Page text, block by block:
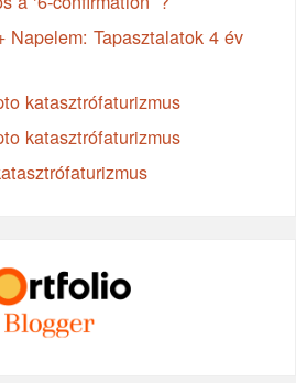
Napelem: Tapasztalatok 4 év
katasztrófaturizmus
katasztrófaturizmus